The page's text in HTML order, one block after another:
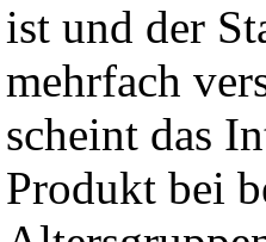
ist und der
mehrfach
scheint das
Produkt bei